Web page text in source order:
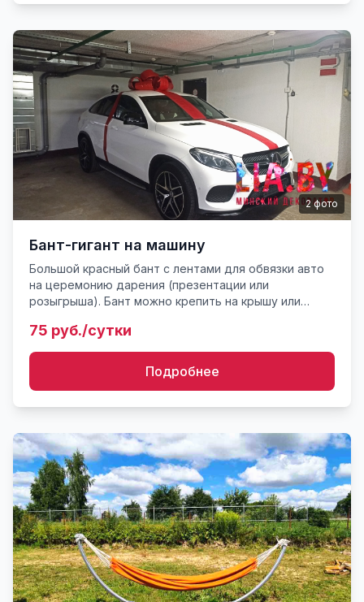
2фото
Бант-гигант на машину
Большой красный бант с лентами для обвязки авто
на церемонию дарения (презентации или
розыгрыша). Бант можно крепить на крышу или
консультантом. Также м...
75 руб./сутки
Подробнее